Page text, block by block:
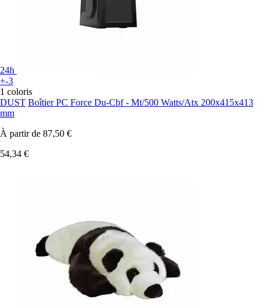
24h
+-3
1 coloris
DUST Boîtier PC Force Du-Cbf - Mt/500 Watts/Atx 200x415x413
mm
À partir de 87,50 €
54,34 €